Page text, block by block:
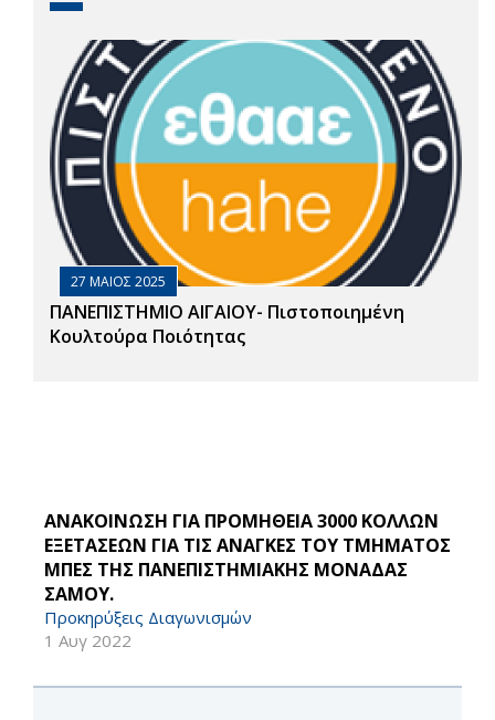
27 ΜΑΙΟΣ 2025
ΠΑΝΕΠΙΣΤΗΜΙΟ ΑΙΓΑΙΟΥ- Πιστοποιημένη
Κουλτούρα Ποιότητας
ΑΝΑΚΟΙΝΩΣΗ ΓΙΑ ΠΡΟΜΗΘΕΙΑ 3000 ΚΟΛΛΩΝ
ΕΞΕΤΑΣΕΩΝ ΓΙΑ ΤΙΣ ΑΝΑΓΚΕΣ ΤΟΥ ΤΜΗΜΑΤΟΣ
ΜΠΕΣ ΤΗΣ ΠΑΝΕΠΙΣΤΗΜΙΑΚΗΣ ΜΟΝΑΔΑΣ
ΣΑΜΟΥ.
Προκηρύξεις Διαγωνισμών
1 Αυγ 2022